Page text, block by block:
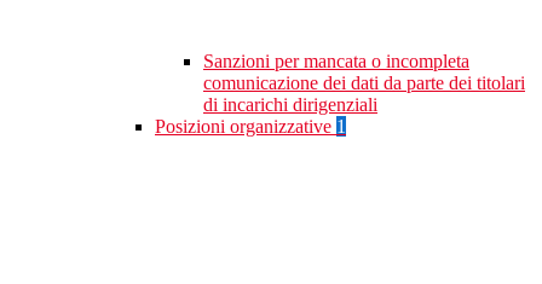
Sanzioni per mancata o incompleta
comunicazione dei dati da parte dei titolari
di incarichi dirigenziali
Posizioni organizzative 1